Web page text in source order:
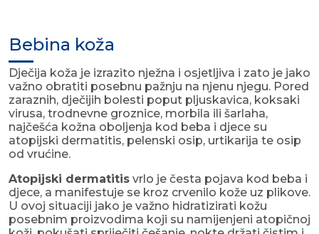
Bebina koža
Dječija koža je izrazito nježna i osjetljiva i zato je jako
važno obratiti posebnu pažnju na njenu njegu. Pored
zaraznih, dječijih bolesti poput pljuskavica, koksaki
virusa, trodnevne groznice, morbila ili šarlaha,
najčešća kožna oboljenja kod beba i djece su
atopijski dermatitis, pelenski osip, urtikarija te osip
od vrućine.
Atopijski dermatitis vrlo je česta pojava kod beba i
djece, a manifestuje se kroz crvenilo kože uz plikove.
U ovoj situaciji jako je važno hidratizirati kožu
posebnim proizvodima koji su namijenjeni atopičnoj